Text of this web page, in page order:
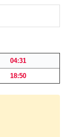
04:31
18:50